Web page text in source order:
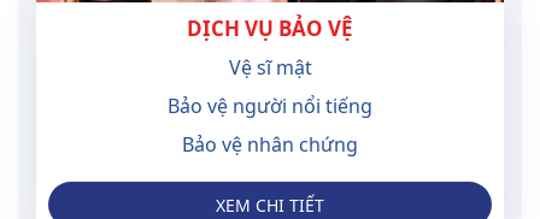
DỊCH VỤ BẢO VỆ
Vệ sĩ mật
Bảo vệ người nổi tiếng
Bảo vệ nhân chứng
XEM CHI TIẾT